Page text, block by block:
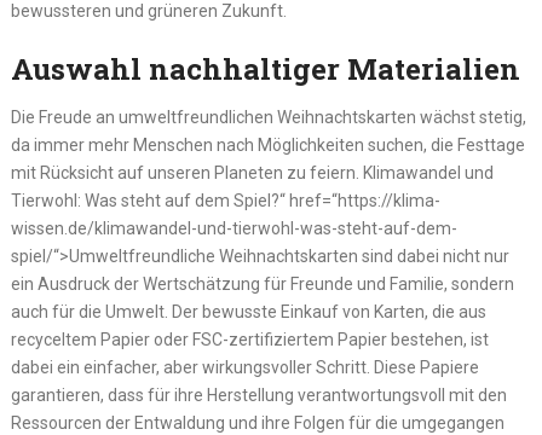
bewussteren und grüneren Zukunft.
Auswahl nachhaltiger Materialien
Die Freude an umweltfreundlichen Weihnachtskarten wächst stetig,
da immer mehr Menschen nach Möglichkeiten suchen, die Festtage
mit Rücksicht auf unseren Planeten zu feiern. Klimawandel und
Tierwohl: Was steht auf dem Spiel?“ href=“https://klima-
wissen.de/klimawandel-und-tierwohl-was-steht-auf-dem-
spiel/“>Umweltfreundliche Weihnachtskarten sind dabei nicht nur
ein Ausdruck der Wertschätzung für Freunde und Familie, sondern
auch für die Umwelt. Der bewusste Einkauf von Karten, die aus
recyceltem Papier oder FSC-zertifiziertem Papier bestehen, ist
dabei ein einfacher, aber wirkungsvoller Schritt. Diese Papiere
garantieren, dass für ihre Herstellung verantwortungsvoll mit den
Ressourcen der Entwaldung und ihre Folgen für die umgegangen